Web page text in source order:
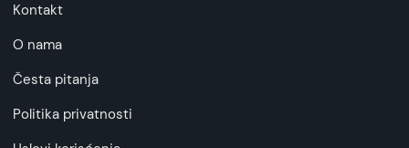
Kontakt
O nama
Česta pitanja
Politika privatnosti